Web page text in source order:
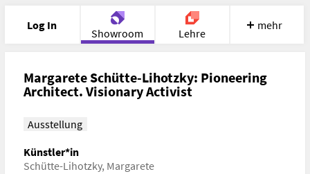
Log In
Showroom Lehre
Portfolio Image Cloud
mehr
Margarete Schütte-Lihotzky: Pioneering
Architect. Visionary Activist
Ausstellung
Künstler*in
Schütte-Lihotzky, Margarete